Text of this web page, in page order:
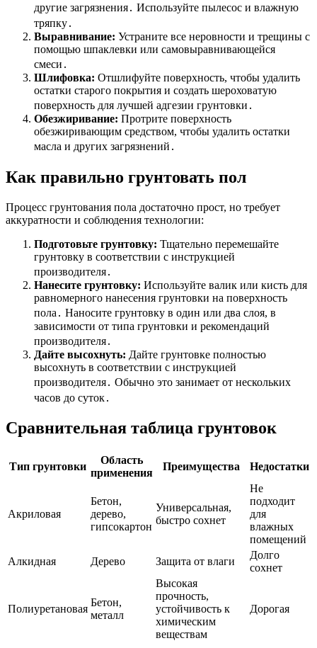
другие загрязнения․ Используйте пылесос и влажную
тряпку․
Выравнивание: Устраните все неровности и трещины с
помощью шпаклевки или самовыравнивающейся
смеси․
Шлифовка: Отшлифуйте поверхность, чтобы удалить
остатки старого покрытия и создать шероховатую
поверхность для лучшей адгезии грунтовки․
Обезжиривание: Протрите поверхность
обезжиривающим средством, чтобы удалить остатки
масла и других загрязнений․
Как правильно грунтовать пол
Процесс грунтования пола достаточно прост, но требует
аккуратности и соблюдения технологии:
Подготовьте грунтовку: Тщательно перемешайте
грунтовку в соответствии с инструкцией
производителя․
Нанесите грунтовку: Используйте валик или кисть для
равномерного нанесения грунтовки на поверхность
пола․ Наносите грунтовку в один или два слоя, в
зависимости от типа грунтовки и рекомендаций
производителя․
Дайте высохнуть: Дайте грунтовке полностью
высохнуть в соответствии с инструкцией
производителя․ Обычно это занимает от нескольких
часов до суток․
Сравнительная таблица грунтовок
Тип грунтовки
Область
применения
Преимущества Недостатки
Акриловая
Бетон,
дерево,
гипсокартон
Универсальная,
быстро сохнет
Не
подходит
для
влажных
помещений
Алкидная
Дерево Защита от влаги
Долго
сохнет
Полиуретановая
Бетон,
металл
Высокая
прочность,
устойчивость к
химическим
веществам
Дорогая